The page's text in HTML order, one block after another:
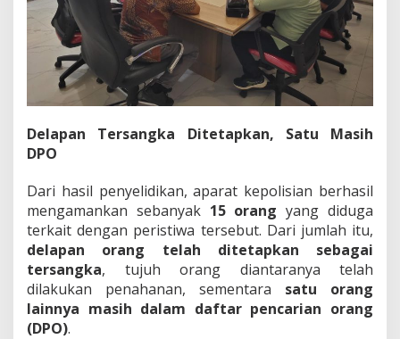
Delapan Tersangka Ditetapkan, Satu Masih
DPO
Dari hasil penyelidikan, aparat kepolisian berhasil
mengamankan sebanyak 15 orang yang diduga
terkait dengan peristiwa tersebut. Dari jumlah itu,
delapan orang telah ditetapkan sebagai
tersangka, tujuh orang diantaranya telah
dilakukan penahanan, sementara satu orang
lainnya masih dalam daftar pencarian orang
(DPO).